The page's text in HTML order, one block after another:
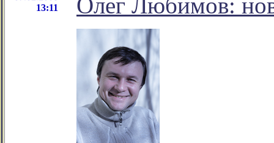
13:11